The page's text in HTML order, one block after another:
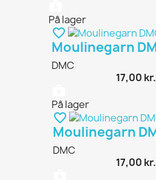
På lager
favorite_border
Moulinegarn
DMC
17,00 kr.
På lager
favorite_border
Moulinegarn
DMC
17,00 kr.